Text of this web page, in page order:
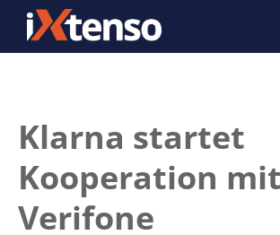
Klarna startet
Kooperation mit
Verifone